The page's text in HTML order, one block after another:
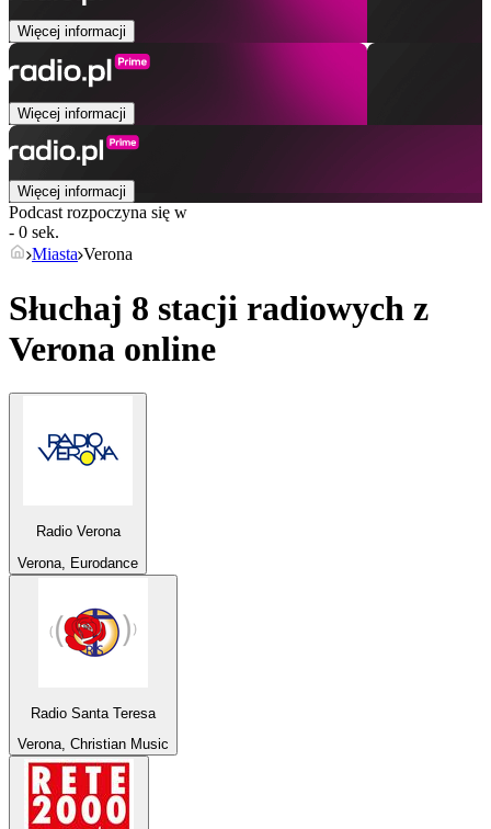
Więcej informacji
Więcej informacji
Więcej informacji
Podcast rozpoczyna się w
- 0 sek.
Miasta Verona
Słuchaj 8 stacji radiowych z
Verona online
Radio Verona
Verona, Eurodance
Radio Santa Teresa
Verona, Christian Music